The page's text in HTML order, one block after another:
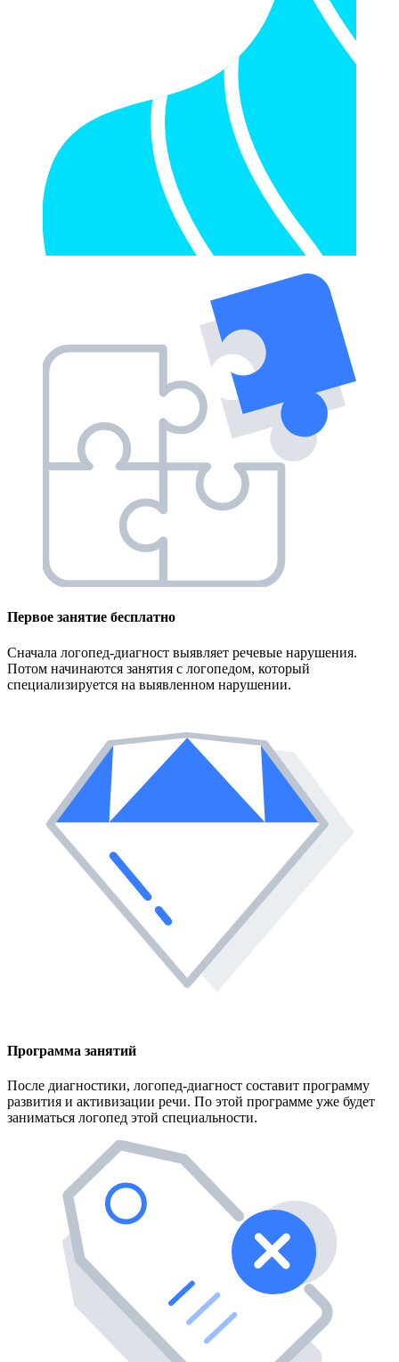
Первое занятие бесплатно
Сначала логопед-диагност выявляет речевые нарушения.
Потом начинаются занятия с логопедом, который
специализируется на выявленном нарушении.
Программа занятий
После диагностики, логопед-диагност составит программу
развития и активизации речи. По этой программе уже будет
заниматься логопед этой специальности.